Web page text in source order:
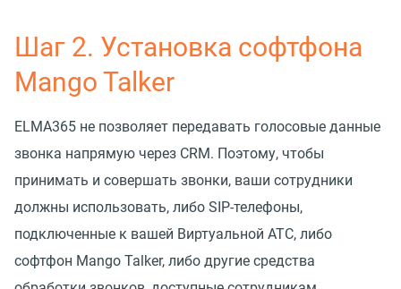
Шаг 2. Установка софтфона
Mango Talker
ELMA365 не позволяет передавать голосовые данные
звонка напрямую через CRM. Поэтому, чтобы
принимать и совершать звонки, ваши сотрудники
должны использовать, либо SIP-телефоны,
подключенные к вашей Виртуальной АТС, либо
софтфон Mango Talker, либо другие средства